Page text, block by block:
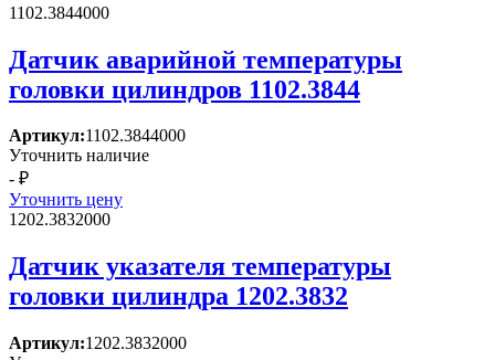
1102.3844000
Датчик аварийной температуры
головки цилиндров 1102.3844
Артикул:1102.3844000
Уточнить наличие
- ₽
Уточнить цену
1202.3832000
Датчик указателя температуры
головки цилиндра 1202.3832
Артикул:1202.3832000